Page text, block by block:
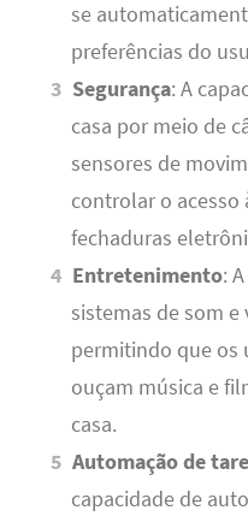
se
preferências do
Segurança: A
casa por meio de
sensores de
controlar o acesso
fechaduras
Entretenimento:
sistemas de som e
permitindo que os
ouçam música e
casa.
Automação de
capacidade de